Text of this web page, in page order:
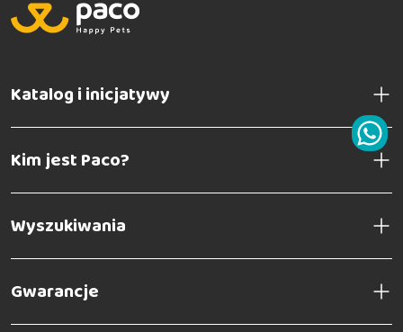
Katalog i inicjatywy
Kim jest Paco?
Wyszukiwania
Gwarancje